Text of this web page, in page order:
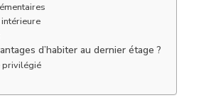
d’habiter au dernier étage ?
privilégié